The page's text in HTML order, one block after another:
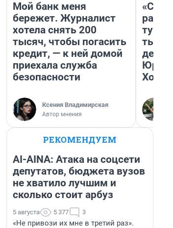
Мой банк меня
бережет. Журналист
хотела снять 200
тысяч, чтобы погасить
кредит, — к ней домой
приехала служба
безопасности
Ксения Владимирская
Автор мнения
день
РЕКОМЕНДУЕМ
AI-AINA: Атака на соцсети
депутатов, бюджета вузов
не хватило лучшим и
сколько стоит арбуз
5 августа 5 377 3
«Не привози их мне в третий раз».